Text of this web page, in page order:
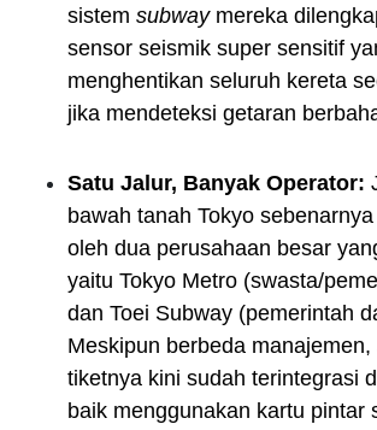
sistem subwaymereka
sensor seismik super sensitif
menghentikan seluruh kereta
jika mendeteksi getaran
Satu Jalur, Banyak Operator:
bawah tanah Tokyo
oleh dua perusahaan besar
yaitu Tokyo Metro (swasta/
dan Toei Subway (pemerintah
Meskipun berbeda manajemen,
tiketnya kini sudah terintegrasi
baik menggunakan kartu pintar